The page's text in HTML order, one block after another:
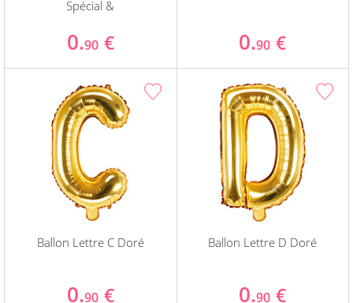
Spécial &
0.90 € 0.90 €
Ballon Lettre C Doré
0.90 €
Ballon Lettre D Doré
0.90 €